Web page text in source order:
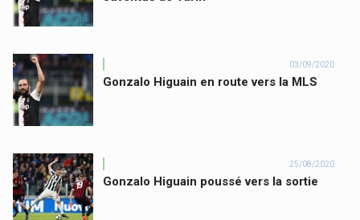
03/09/2020
Gonzalo Higuain en route vers la MLS
25/08/2020
Gonzalo Higuain poussé vers la sortie